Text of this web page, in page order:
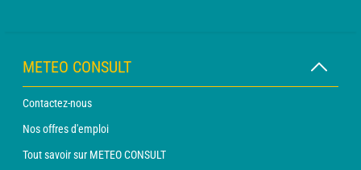
METEO CONSULT
Contactez-nous
Nos offres d'emploi
Tout savoir sur METEO CONSULT